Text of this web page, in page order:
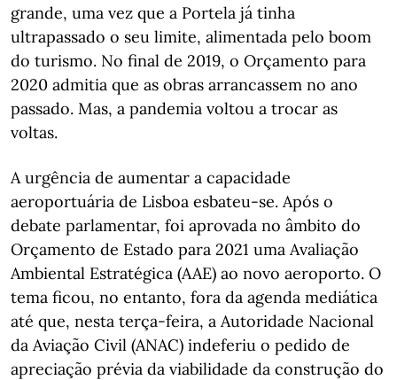
grande, uma vez que a Portela já tinha
ultrapassado o seu limite, alimentada pelo boom
do turismo. No final de 2019, o Orçamento para
2020 admitia que as obras arrancassem no ano
passado. Mas, a pandemia voltou a trocar as
voltas.
A urgência de aumentar a capacidade
aeroportuária de Lisboa esbateu-se. Após o
debate parlamentar, foi aprovada no âmbito do
Orçamento de Estado para 2021 uma Avaliação
Ambiental Estratégica (AAE) ao novo aeroporto. O
tema ficou, no entanto, fora da agenda mediática
até que, nesta terça-feira, a Autoridade Nacional
da Aviação Civil (ANAC) indeferiu o pedido de
apreciação prévia da viabilidade da construção do